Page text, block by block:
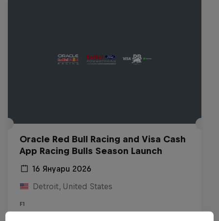
Oracle Red Bull Racing and Visa Cash
App Racing Bulls Season Launch
16 Януари 2026
Detroit, United States
F1